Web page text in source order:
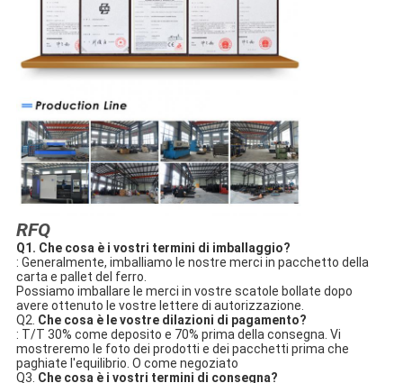
RFQ
Q1. Che cosa è i vostri termini di imballaggio?
: Generalmente, imballiamo le nostre merci in pacchetto della
carta e pallet del ferro.
Possiamo imballare le merci in vostre scatole bollate dopo
avere ottenuto le vostre lettere di autorizzazione.
Q2. Che cosa è le vostre dilazioni di pagamento?
: T/T 30% come deposito e 70% prima della consegna. Vi
mostreremo le foto dei prodotti e dei pacchetti prima che
paghiate l'equilibrio. O come negoziato
Q3. Che cosa è i vostri termini di consegna?